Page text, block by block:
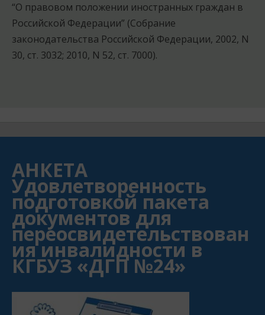
“О правовом положении иностранных граждан в
Российской Федерации” (Собрание
законодательства Российской Федерации, 2002, N
30, ст. 3032; 2010, N 52, ст. 7000).
АНКЕТА
Удовлетворенность
подготовкой пакета
документов для
переосвидетельствован
ия инвалидности в
КГБУЗ «ДГП №24»